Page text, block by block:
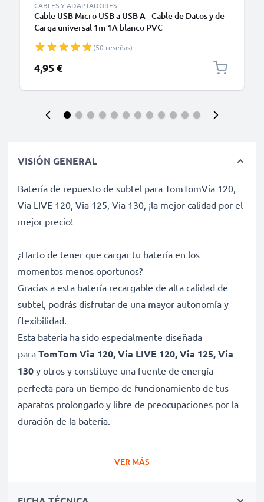
CABLES Y ADAPTADORES
Cable USB Micro USB a USB A - Cable de Datos y de
Carga universal 1m 1A blanco PVC
(50 reseñas)
4,95 €
VISIÓN GENERAL
Batería de repuesto de subtel para TomTomVia 120,
Via LIVE 120, Via 125, Via 130, ¡la mejor calidad por el
mejor precio!
¿Harto de tener que cargar tu batería en los
momentos menos oportunos?
Gracias a esta batería recargable de alta calidad de
subtel, podrás disfrutar de una mayor autonomía y
flexibilidad.
Esta batería ha sido especialmente diseñada
para TomTom Via 120, Via LIVE 120, Via 125, Via
130 y otros y constituye una fuente de energía
perfecta para un tiempo de funcionamiento de tus
aparatos prolongado y libre de preocupaciones por la
duración de la batería.
Batería gran capacidad para un uso prolongado de
VER MÁS